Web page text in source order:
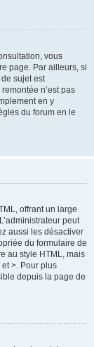
vous
page. Par ailleurs, si
sujet est
n’est pas
en y
du forum en le
offrant un large
peut
aussi les désactiver
du formulaire de
au style HTML, mais
>. Pour plus
depuis la page de